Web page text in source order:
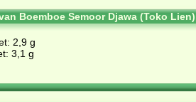
Boemboe Semoor Djawa (Toko Lien)
2,9 g
3,1 g